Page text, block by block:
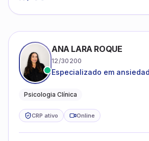
ANA LARA ROQUE
12/30200
Especializado em
Psicologia Clínica
CRP ativo Online